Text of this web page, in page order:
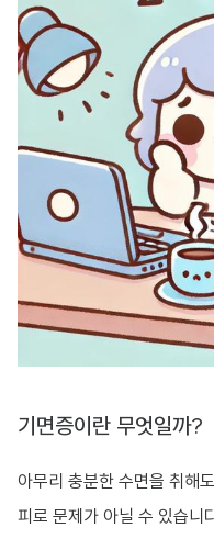
기면증이란 무엇일까?
아무리 충분한 수면을 취해도
피로 문제가 아닐 수 있습니